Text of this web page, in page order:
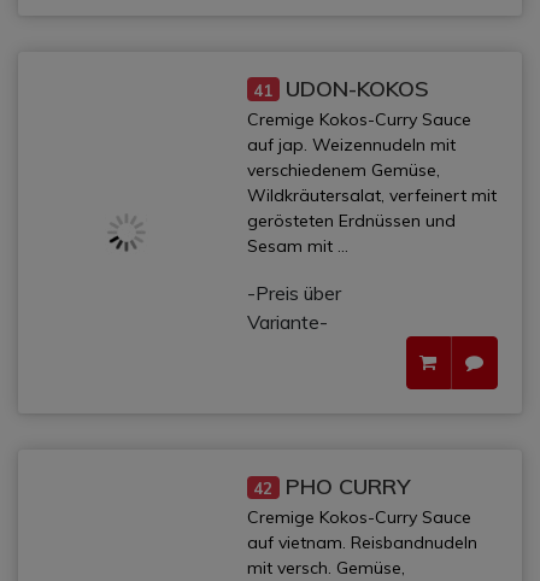
41 UDON-KOKOS
Cremige Kokos-Curry Sauce
auf jap. Weizennudeln mit
verschiedenem Gemüse,
Wildkräutersalat, verfeinert mit
gerösteten Erdnüssen und
Sesam mit ...
-Preis über
Variante-
42 PHO CURRY
Cremige Kokos-Curry Sauce
auf vietnam. Reisbandnudeln
mit versch. Gemüse,